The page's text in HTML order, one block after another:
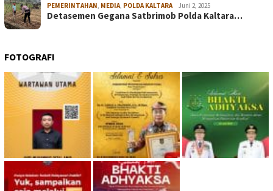
PEMERINTAHAN MEDIA POLDA KALTARA Juni 2, 2025
Detasemen Gegana Satbrimob Polda Kaltara…
FOTOGRAFI